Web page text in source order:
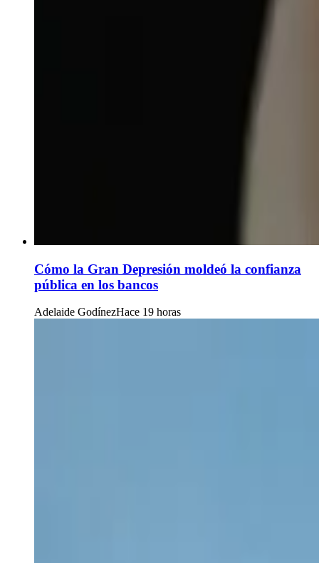
Cómo la Gran Depresión moldeó la confianza
pública en los bancos
Adelaide GodínezHace 19 horas